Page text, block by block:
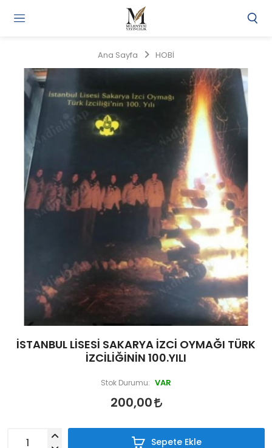
Ana Sayfa HOBİ
İSTANBUL LİSESİ SAKARYA İZCİ OYMAĞI TÜRK
İZCİLİĞİNİN 100.YILI
Stok Durumu: VAR
200,00
Sepete Ekle